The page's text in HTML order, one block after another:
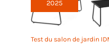
2025
Test du salon de jardin